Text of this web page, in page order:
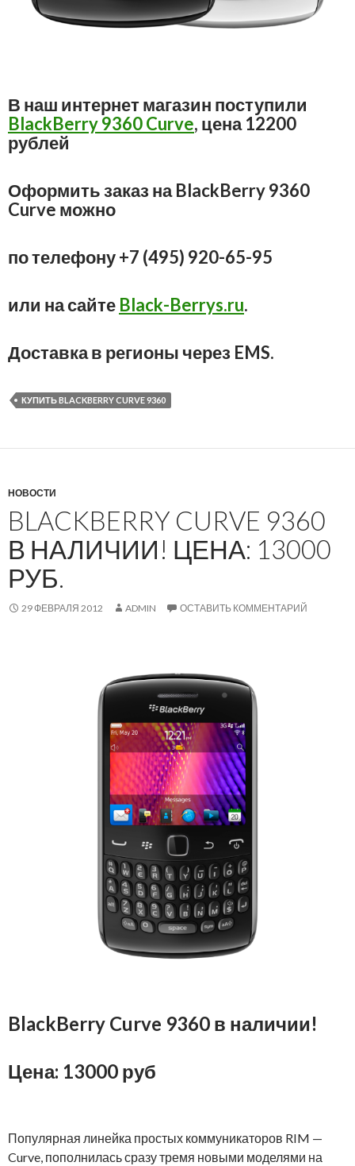
В наш интернет магазин поступили
BlackBerry 9360 Curve, цена 12200
рублей
Оформить заказ на BlackBerry 9360
Curve можно
по телефону +7 (495) 920-65-95
или на сайте Black-Berrys.ru.
Доставка в регионы через EMS.
КУПИТЬ BLACKBERRY CURVE 9360
НОВОСТИ
BLACKBERRY CURVE 9360
В НАЛИЧИИ! ЦЕНА: 13000
РУБ.
29 ФЕВРАЛЯ 2012 ADMIN ОСТАВИТЬ КОММЕНТАРИЙ
BlackBerry Curve 9360 в наличии!
Цена: 13000 руб
Популярная линейка простых коммуникаторов RIM —
Curve, пополнилась сразу тремя новыми моделями на